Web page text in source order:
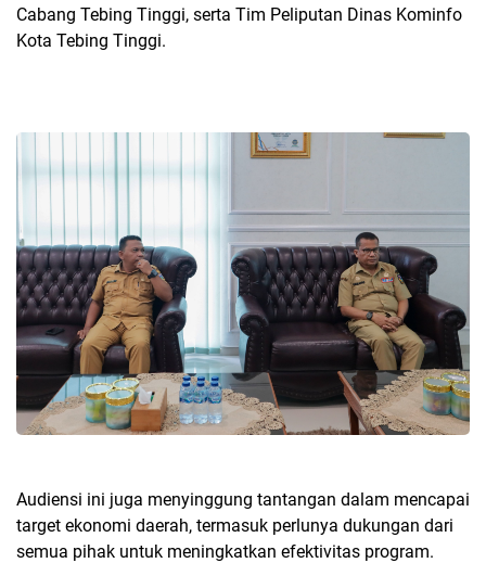
Cabang Tebing Tinggi, serta Tim Peliputan Dinas Kominfo
Kota Tebing Tinggi.
Audiensi ini juga menyinggung tantangan dalam mencapai
target ekonomi daerah, termasuk perlunya dukungan dari
semua pihak untuk meningkatkan efektivitas program.